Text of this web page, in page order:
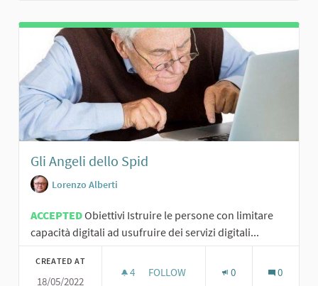
Gli Angeli dello Spid
Lorenzo Alberti
ACCEPTEDObiettivi Istruire le persone con limitare
capacità digitali ad usufruire dei servizi digitali...
CREATED AT
18/05/2022
4 4 FOLLOWERS
FOLLOW 0 0